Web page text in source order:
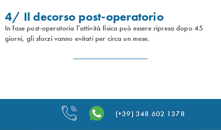
4/ Il decorso post-operatorio
In fase post-operatoria l’attività fisica può essere ripresa dopo 45
giorni, gli sforzi vanno evitati per circa un mese.
(+39) 348 602 1378